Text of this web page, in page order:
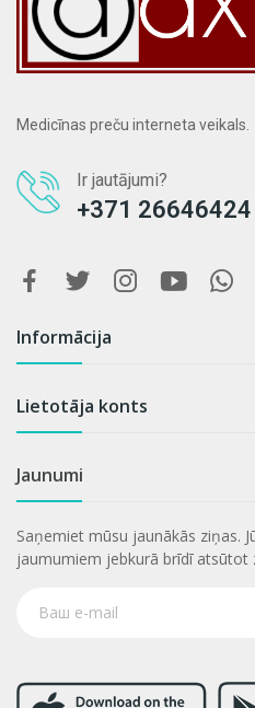
Medicīnas preču interneta veikals.
Ir jautājumi?
+371 26646424
Informācija
Lietotāja konts
Jaunumi
Saņemiet mūsu jaunākās ziņas.
jaumumiem jebkurā brīdī atsūtot